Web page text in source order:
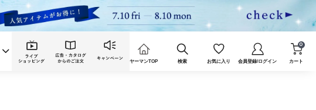
ヤーマンTOP 検索 お気に入り 会員登録/ログイン カート
0